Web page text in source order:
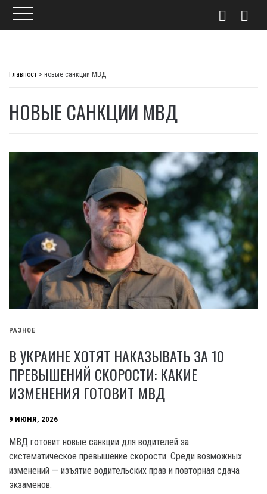
Главпост > новые санкции МВД
НОВЫЕ САНКЦИИ МВД
РАЗНОЕ
В УКРАИНЕ ХОТЯТ НАКАЗЫВАТЬ ЗА 10
ПРЕВЫШЕНИЙ СКОРОСТИ: КАКИЕ
ИЗМЕНЕНИЯ ГОТОВИТ МВД
9 ИЮНЯ, 2026
МВД готовит новые санкции для водителей за
систематическое превышение скорости. Среди возможных
изменений — изъятие водительских прав и повторная сдача
экзаменов.